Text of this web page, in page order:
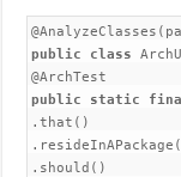
public class
public static
.that()
.resideInAPackage(
.should()